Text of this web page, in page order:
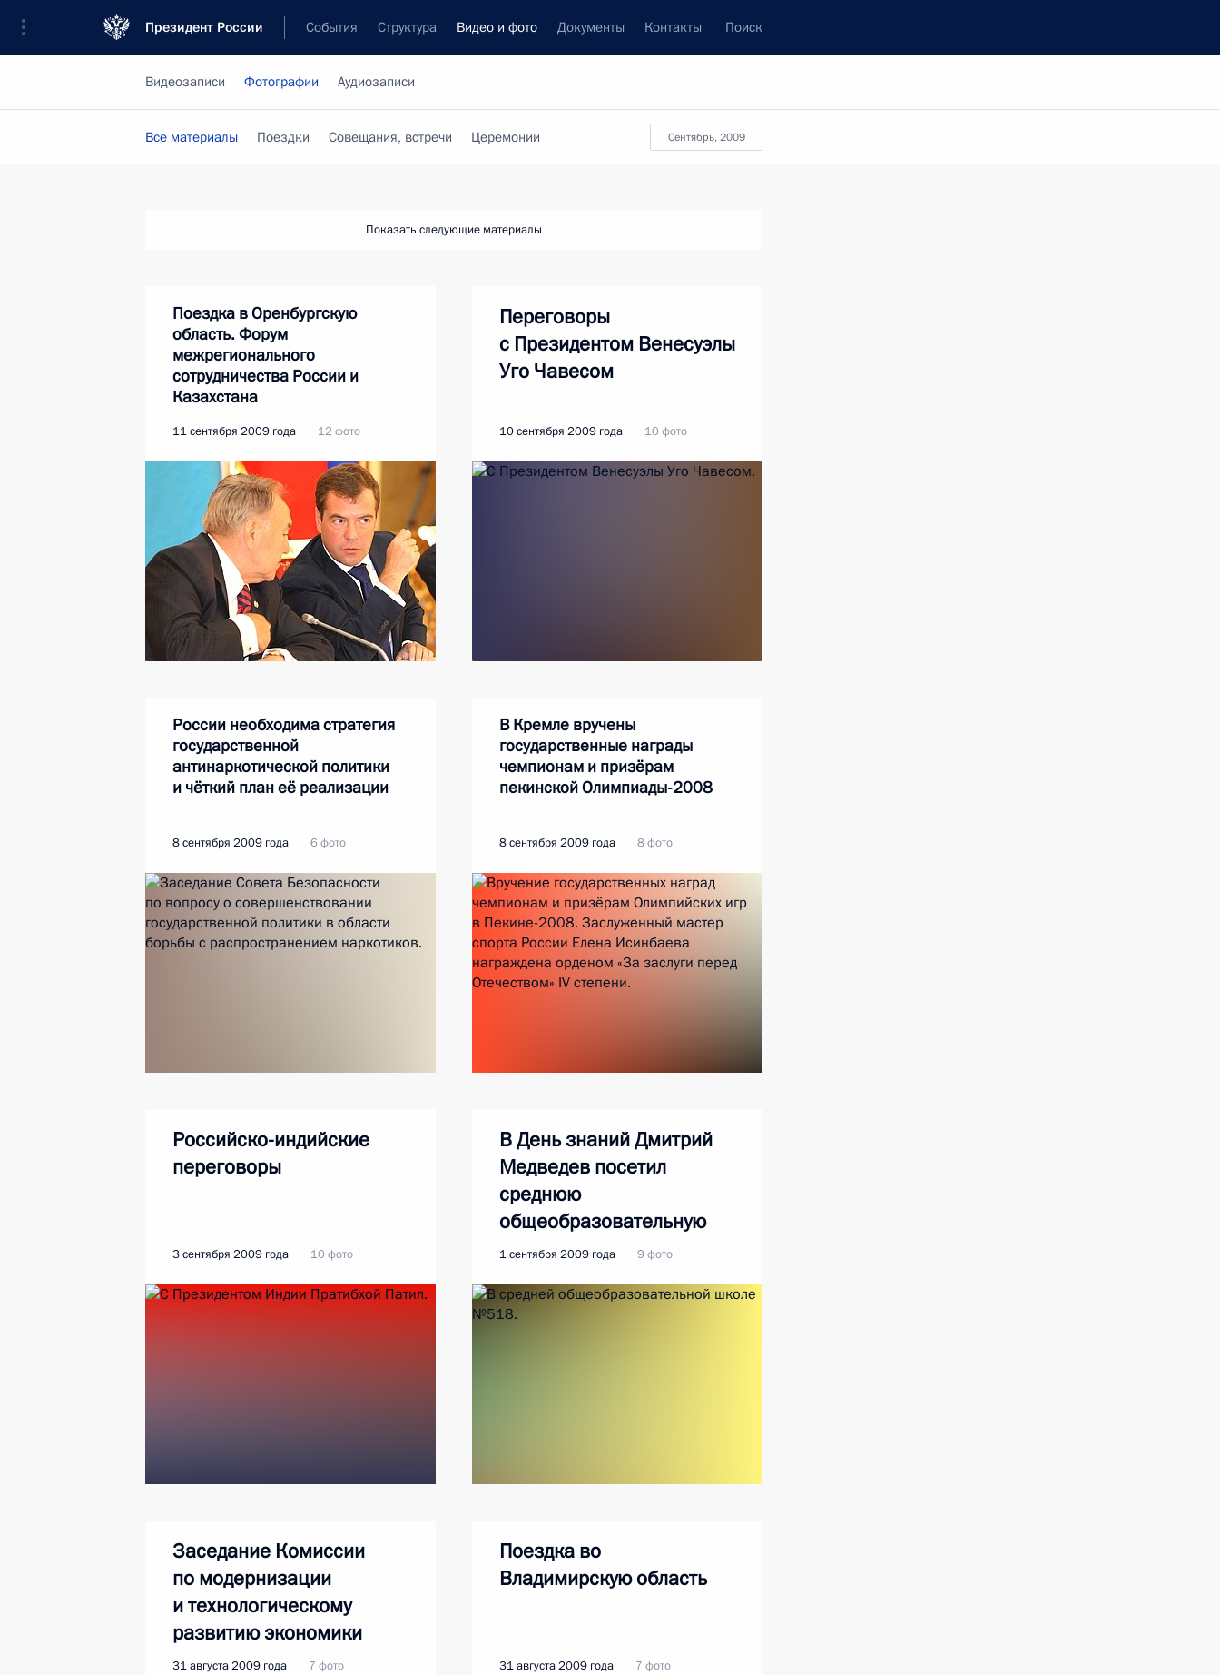
Президент России События Структура Видео и фото Документы Контакты Поиск
Видеозаписи Фотографии Аудиозаписи
сентябрь, 2009
Все материалы Поездки Совещания, встречи Церемонии
Показать следующие материалы
Поездка в Оренбургскую
область. Форум
межрегионального
сотрудничества России и
Казахстана
11 сентября 2009 года 12 фото
Переговоры
с Президентом Венесуэлы
Уго Чавесом
10 сентября 2009 года 10 фото
России необходима стратегия
государственной
антинаркотической политики
и чёткий план её реализации
8 сентября 2009 года 6 фото
В Кремле вручены
государственные награды
чемпионам и призёрам
пекинской Олимпиады-2008
8 сентября 2009 года 8 фото
Российско-индийские
переговоры
3 сентября 2009 года 10 фото
В День знаний Дмитрий
Медведев посетил
среднюю
общеобразовательную
школу №518
1 сентября 2009 года 9 фото
Заседание Комиссии
по модернизации
и технологическому
развитию экономики
России
31 августа 2009 года 7 фото
Поездка во
Владимирскую область
31 августа 2009 года 7 фото